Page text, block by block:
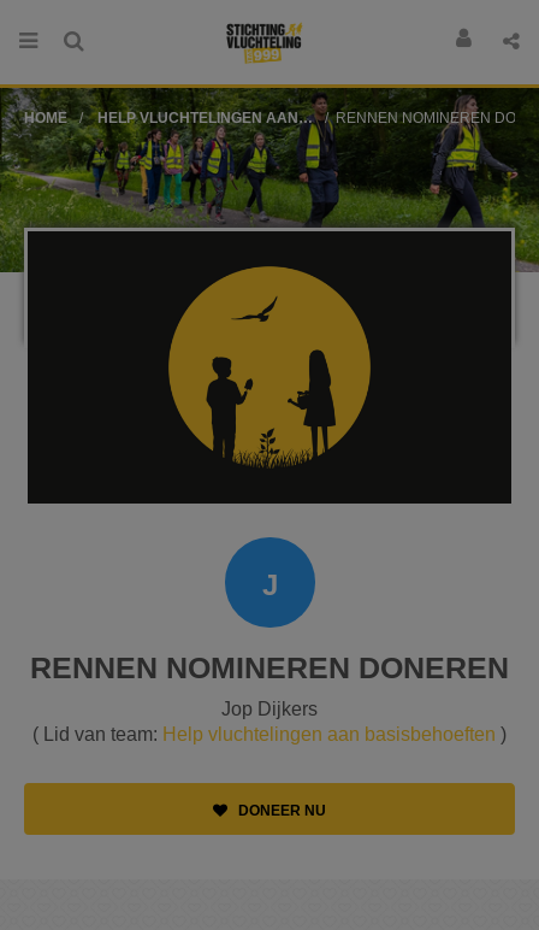
HOME
HELP VLUCHTELINGEN AAN
BASISBEHOEFTEN
RENNEN NOMINEREN
J
RENNEN NOMINEREN DONEREN
Jop Dijkers
( Lid van team: Help vluchtelingen aan basisbehoeften )
DONEER NU